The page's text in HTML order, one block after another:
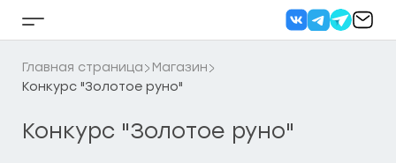
Кнопка
бокового
меню
Главная страница
Магазин
Конкурс "Золотое руно"
Конкурс "Золотое руно"